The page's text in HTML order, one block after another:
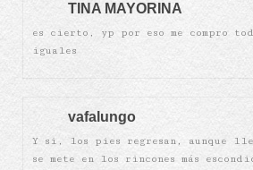
TINA MAYORINA
es cierto, yp por eso me compro
iguales
vafalungo
Y si, los pies regresan, aunque
se mete en los rincones más